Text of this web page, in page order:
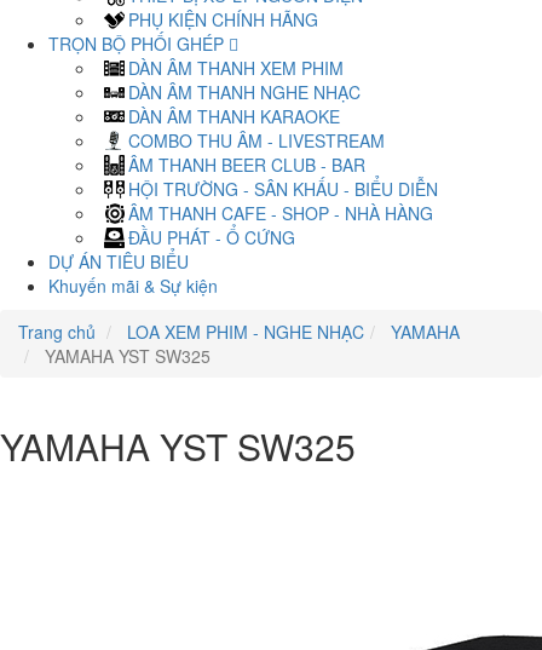
PHỤ KIỆN CHÍNH HÃNG
TRỌN BỘ PHỐI GHÉP
DÀN ÂM THANH XEM PHIM
DÀN ÂM THANH NGHE NHẠC
DÀN ÂM THANH KARAOKE
COMBO THU ÂM - LIVESTREAM
ÂM THANH BEER CLUB - BAR
HỘI TRƯỜNG - SÂN KHẤU - BIỂU DIỄN
ÂM THANH CAFE - SHOP - NHÀ HÀNG
ĐẦU PHÁT - Ổ CỨNG
DỰ ÁN TIÊU BIỂU
Khuyến mãi & Sự kiện
Trang chủ
LOA XEM PHIM - NGHE NHẠC
YAMAHA
YAMAHA YST SW325
YAMAHA YST SW325